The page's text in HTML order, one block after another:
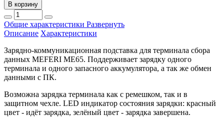
В корзину
Общие характеристики Развернуть
Описание Характеристики
Зарядно-коммуникационная подставка для терминала сбора
данных MEFERI ME65. Поддерживает зарядку одного
терминала и одного запасного аккумулятора, а так же обмен
данными с ПК.
Возможна зарядка терминала как с ремешком, так и в
защитном чехле. LED индикатор состояния зарядки: красный
цвет - идёт зарядка, зелёный цвет - зарядка завершена.